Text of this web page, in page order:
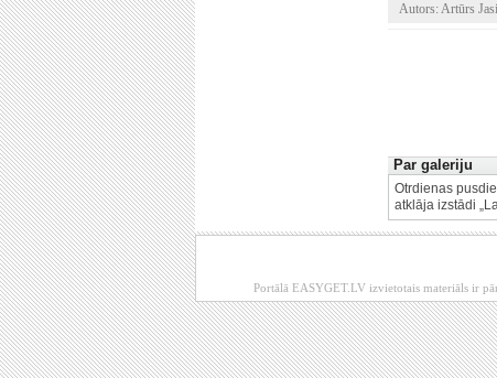
Autors: Artūrs
Par galeriju
Otrdienas
atklāja izstādi
Portālā EASYGET.LV izvietotais materiāls ir